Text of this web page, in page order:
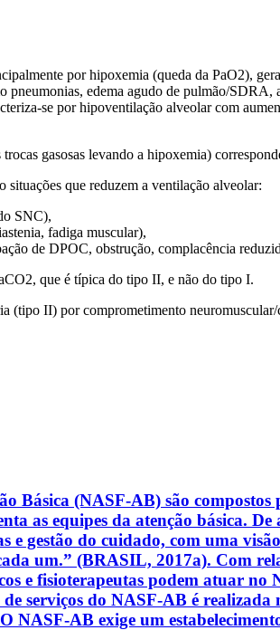
por hipoxemia (queda da PaO2),
edema agudo de pulmão/SDRA,
se por hipoventilação alveolar com
gasosas levando a hipoxemia)
que reduzem a ventilação alveolar:
SNC),
fadiga muscular),
de DPOC, obstrução, complacência
que é típica do tipo II, e não do tipo I.
(tipo II) por comprometimento
Básica (NASF-AB) são
as equipes da atenção básica.
e gestão do cuidado, com uma
um.” (BRASIL, 2017a). Com
e fisioterapeutas podem atuar
serviços do NASF-AB é realizada
AB exige um